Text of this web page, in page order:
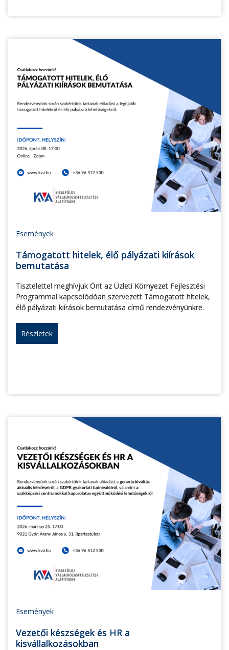
Események
Támogatott hitelek, élő pályázati kiírások
bemutatása
Tisztelettel meghívjuk Önt az Üzleti Környezet Fejlesztési
Programmal kapcsolódóan szervezett Támogatott hitelek,
élő pályázati kiírások bemutatása című rendezvényünkre.
Részletek
Események
Vezetői készségek és HR a
kisvállalkozásokban